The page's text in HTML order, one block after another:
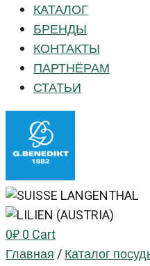
КАТАЛОГ
БРЕНДЫ
КОНТАКТЫ
ПАРТНЁРАМ
СТАТЬИ
0₽0Cart
Главная/Каталог